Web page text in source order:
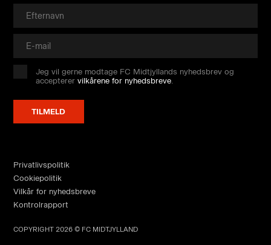
Jeg vil gerne modtage FC Midtjyllands nyhedsbrev og
accepterervilkårene for nyhedsbreve
Privatlivspolitik
Cookiepolitik
Vilkår for nyhedsbreve
Kontrolrapport
COPYRIGHT 2026 © FC MIDTJYLLAND